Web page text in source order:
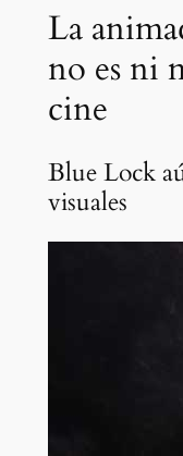
La
no es ni
cine
Blue Lock
visuales